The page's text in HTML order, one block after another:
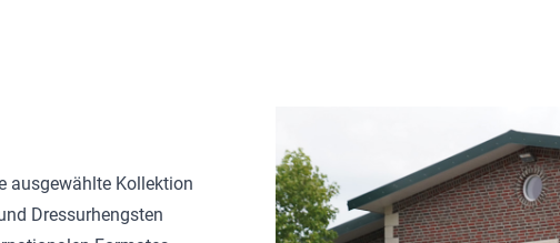
ausgewählte Kollektion
Dressurhengsten